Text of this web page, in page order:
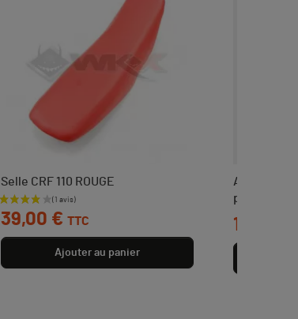
Selle CRF 110 ROUGE
Prix
39,00 € TTC
Ajouter au panier
Arbre de
prise
Prix
19,00 €